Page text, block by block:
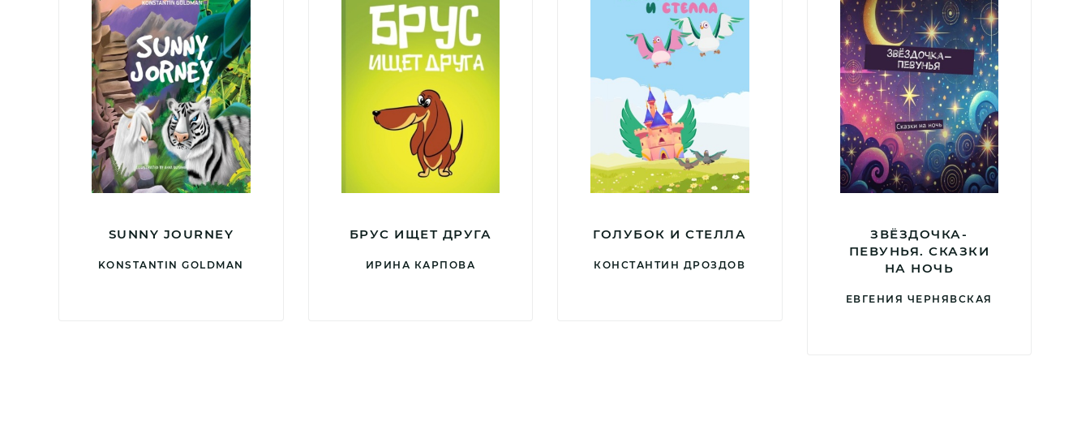
SUNNY JOURNEY
KONSTANTIN GOLDMAN
БРУС ИЩЕТ ДРУГА
ИРИНА КАРПОВА
ГОЛУБОК И СТЕЛЛА
КОНСТАНТИН ДРОЗДОВ
ЗВЁЗДОЧКА-
ПЕВУНЬЯ. СКАЗКИ
НА НОЧЬ
ЕВГЕНИЯ ЧЕРНЯВСКАЯ